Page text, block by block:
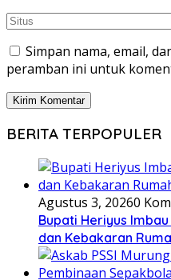
Simpan nama, email,
peramban ini untuk
BERITA TERPOPULER
Agustus 3, 20260
Bupati Heriyus
dan Kebakaran